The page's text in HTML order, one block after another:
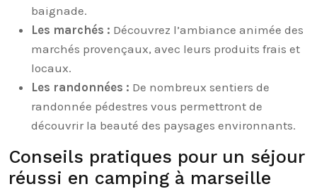
baignade.
Les marchés : Découvrez l’ambiance animée des
marchés provençaux, avec leurs produits frais et
locaux.
Les randonnées : De nombreux sentiers de
randonnée pédestres vous permettront de
découvrir la beauté des paysages environnants.
Conseils pratiques pour un séjour
réussi en camping à marseille